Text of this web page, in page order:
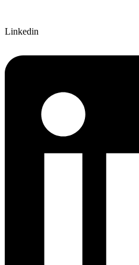
Linkedin